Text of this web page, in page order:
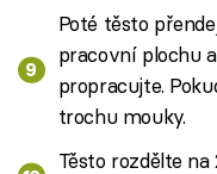
Poté těsto
pracovní plochu
propracujte.
trochu mouky.
Těsto rozdělte